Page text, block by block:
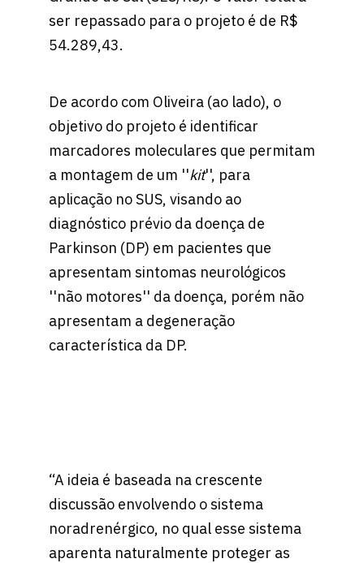
ser repassado para o projeto é de R$
54.289,43.
De acordo com Oliveira (ao lado), o
objetivo do projeto é identificar
marcadores moleculares que permitam
a montagem de um ''kit'', para
aplicação no SUS, visando ao
diagnóstico prévio da doença de
Parkinson (DP) em pacientes que
apresentam sintomas neurológicos
''não motores'' da doença, porém não
apresentam a degeneração
característica da DP.
“A ideia é baseada na crescente
discussão envolvendo o sistema
noradrenérgico, no qual esse sistema
aparenta naturalmente proteger as